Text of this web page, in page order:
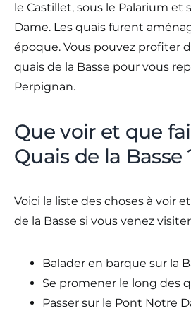
le Castillet, sous le Palarium et
Dame. Les quais furent
époque. Vous pouvez profiter
quais de la Basse pour vous
Perpignan.
Que voir et que
Quais de la Basse
Voici la liste des choses à voir
de la Basse si vous venez
Balader en barque sur la
Se promener le long des
Passer sur le Pont Notre